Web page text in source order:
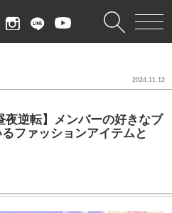
夜逆転】メンバーの好きなブ
ファッションアイテムと
2024.11.12